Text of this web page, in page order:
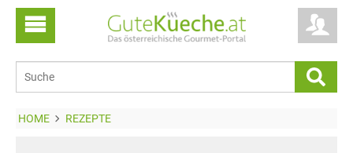
HOME REZEPTE